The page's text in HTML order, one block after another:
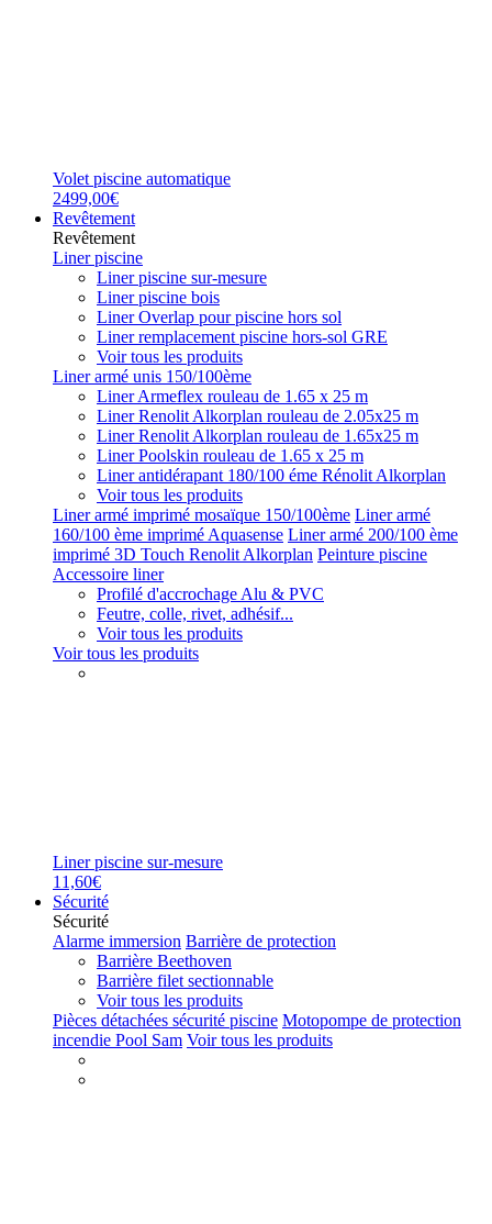
Volet piscine automatique
2499,00€
Revêtement
Revêtement
Liner piscine
Liner piscine sur-mesure
Liner piscine bois
Liner Overlap pour piscine hors sol
Liner remplacement piscine hors-sol GRE
Voir tous les produits
Liner armé unis 150/100ème
Liner Armeflex rouleau de 1.65 x 25 m
Liner Renolit Alkorplan rouleau de 2.05x25 m
Liner Renolit Alkorplan rouleau de 1.65x25 m
Liner Poolskin rouleau de 1.65 x 25 m
Liner antidérapant 180/100 éme Rénolit Alkorplan
Voir tous les produits
Liner armé imprimé mosaïque 150/100ème Liner armé
160/100 ème imprimé Aquasense Liner armé 200/100 ème
imprimé 3D Touch Renolit Alkorplan Peinture piscine
Accessoire liner
Profilé d'accrochage Alu & PVC
Feutre, colle, rivet, adhésif...
Voir tous les produits
Voir tous les produits
Liner piscine sur-mesure
11,60€
Sécurité
Sécurité
Alarme immersion Barrière de protection
Barrière Beethoven
Barrière filet sectionnable
Voir tous les produits
Pièces détachées sécurité piscine Motopompe de protection
incendie Pool Sam Voir tous les produits